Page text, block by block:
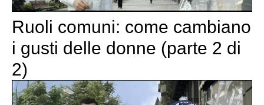
Ruoli comuni: come cambiano
i gusti delle donne (parte 2 di
2)